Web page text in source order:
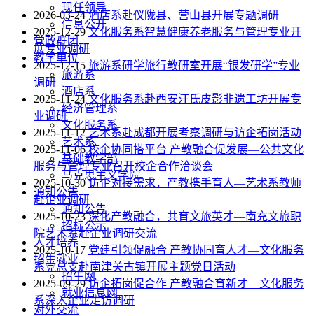
现任领导
信息公开
党政群团
教学单位
旅游系
酒店系
经济管理系
文化服务系
艺术系
基础教学部
马克思主义学院
通知公告
通知公告
招标公示
人才培养
招生就业
招生网
就业信息网
对外交流
2026-03-24 酒店系赴仪陇县、营山县开展专题调研
2025-12-29 文化服务系智慧健康养老服务与管理专业开
展专业调研
2025-12-15 旅游系研学旅行教研室开展“银发研学”专业
调研
2025-11-24 文化服务系赴西安汪氏皮影非遗工坊开展专
业调研
2025-11-12 艺术系赴成都开展考察调研与访企拓岗活动
2025-11-06 校企协同搭平台 产教融合促发展—公共文化
服务与管理专业召开校企合作洽谈会
2025-10-30 访企对接需求，产教携手育人—艺术系教师
赴企业调研
2025-10-23 深化产教融合，共育文旅英才—南充文旅职
院艺术系赴企业调研交流
2025-10-17 党建引领促融合 产教协同育人才—文化服务
系党总支赴南津关古镇开展主题党日活动
2025-09-29 访企拓岗促合作 产教融合育新才—文化服务
系深入企业走访调研